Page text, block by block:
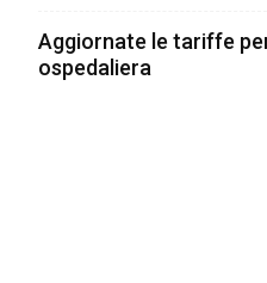
Aggiornate le tariffe
ospedaliera